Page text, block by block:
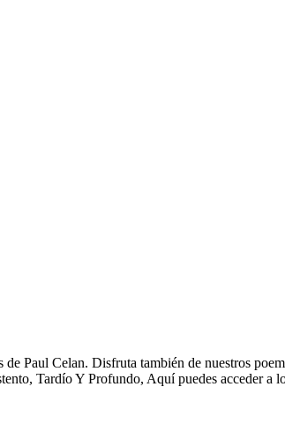
Paul Celan. Disfruta también de nuestros
Tardío Y Profundo, Aquí puedes acceder a